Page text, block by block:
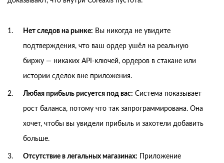
Нет следов на рынке: Вы никогда не увидите
подтверждения, что ваш ордер ушёл на реальную
биржу — никаких API-ключей, ордеров в стакане или
истории сделок вне приложения.
Любая прибыль рисуется под вас: Система показывает
рост баланса, потому что так запрограммирована. Она
хочет, чтобы вы увидели прибыль и захотели добавить
больше.
Отсутствие в легальных магазинах: Приложение